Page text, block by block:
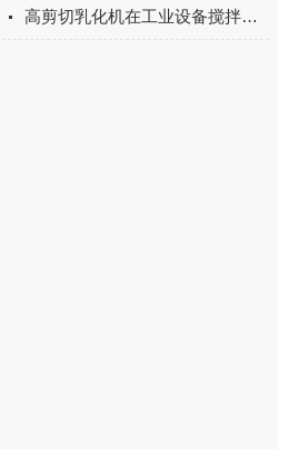
高剪切乳化机在工业设备搅拌系统中有重要作用